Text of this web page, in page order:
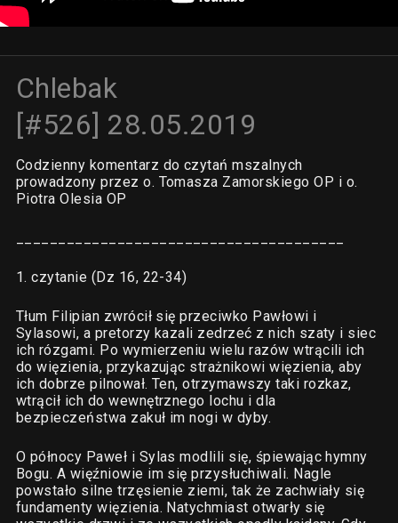
Chlebak
[#526] 28.05.2019
Codzienny komentarz do czytań mszalnych
prowadzony przez o. Tomasza Zamorskiego OP i o.
Piotra Olesia OP
1. czytanie (Dz 16, 22-34)
Tłum Filipian zwrócił się przeciwko Pawłowi i
Sylasowi, a pretorzy kazali zedrzeć z nich szaty i siec
ich rózgami. Po wymierzeniu wielu razów wtrącili ich
do więzienia, przykazując strażnikowi więzienia, aby
ich dobrze pilnował. Ten, otrzymawszy taki rozkaz,
wtrącił ich do wewnętrznego lochu i dla
bezpieczeństwa zakuł im nogi w dyby.
O północy Paweł i Sylas modlili się, śpiewając hymny
Bogu. A więźniowie im się przysłuchiwali. Nagle
powstało silne trzęsienie ziemi, tak że zachwiały się
fundamenty więzienia. Natychmiast otwarły się